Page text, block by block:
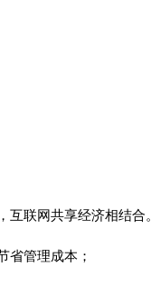
联网共享经济相结合。
省管理成本；